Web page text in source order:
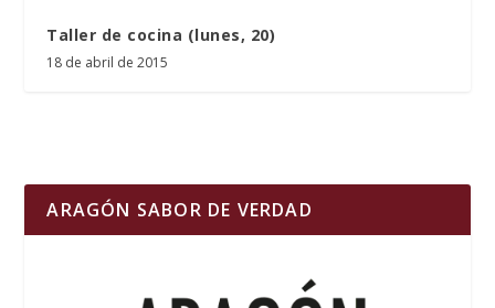
Taller de cocina (lunes, 20)
18 de abril de 2015
ARAGÓN SABOR DE VERDAD